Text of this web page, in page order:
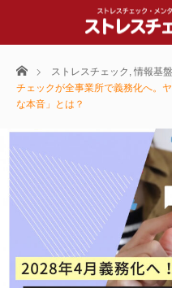
ホームストレスチェック , 情報基
チェックが全事業所で義務化へ。
な本音」とは？